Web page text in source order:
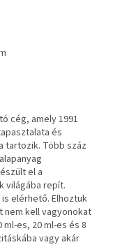
cég, amely 1991
és
tartozik. Több száz
el a
világába repít.
is elérhető. Elhoztuk
nem kell vagyonokat
es, 20 ml-es és 8
vagy akár